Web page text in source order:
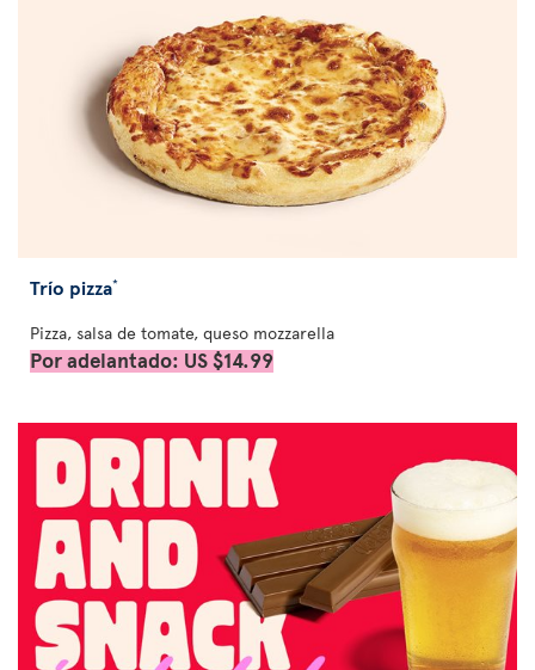
Trío pizza*
Pizza, salsa de tomate, queso mozzarella
Por adelantado: US $14.99